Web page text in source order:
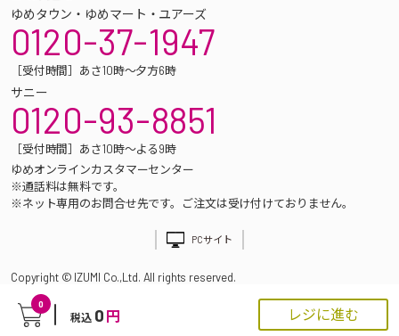
0
税込 0 円 レジに進む
ゆめタウン・ゆめマート・ユアーズ
0120-37-1947
［受付時間］あさ10時～夕方6時
サニー
0120-93-8851
［受付時間］あさ10時～よる9時
ゆめオンラインカスタマーセンター
※通話料は無料です。
※ネット専用のお問合せ先です。ご注文は受け付けておりません。
PCサイト
Copyright © IZUMI Co.,Ltd. All rights reserved.